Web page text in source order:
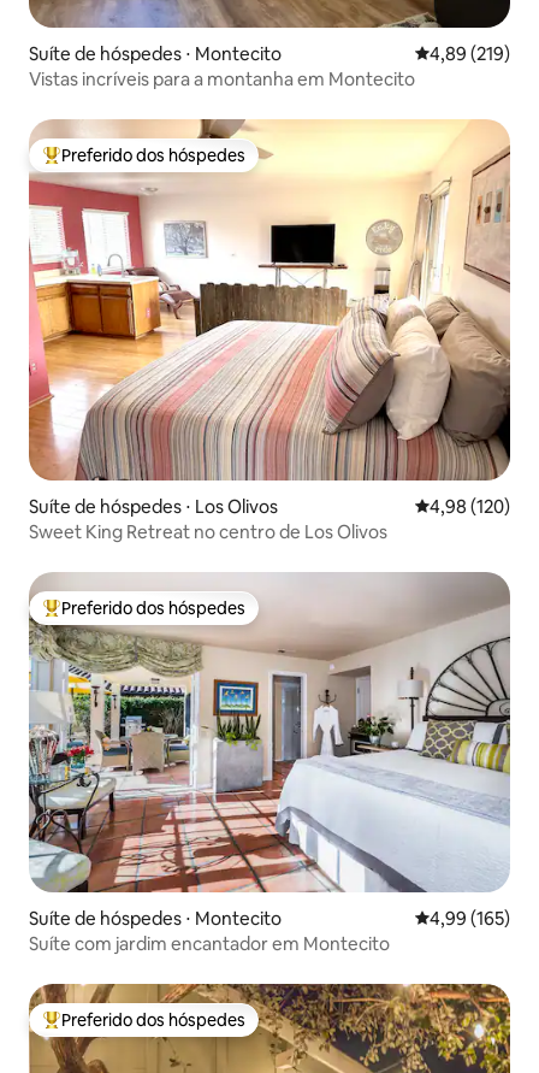
Suíte de hóspedes ⋅ Montecito 4,89 de uma
4,89 (219)
Vistas incríveis para a montanha em Montecito
Entre os melhores preferidos dos hóspedes
Preferido dos hóspedes
Suíte de hóspedes ⋅ Los Olivos 4,98 de uma
4,98 (120)
Sweet King Retreat no centro de Los Olivos
Entre os melhores preferidos dos hóspedes
Preferido dos hóspedes
Suíte de hóspedes ⋅ Montecito 4,99 de uma
4,99 (165)
Suíte com jardim encantador em Montecito
Entre os melhores preferidos dos hóspedes
Preferido dos hóspedes